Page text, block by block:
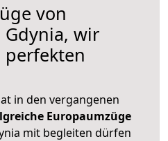
von
wir
in den vergangenen
Europaumzüge
mit begleiten dürfen